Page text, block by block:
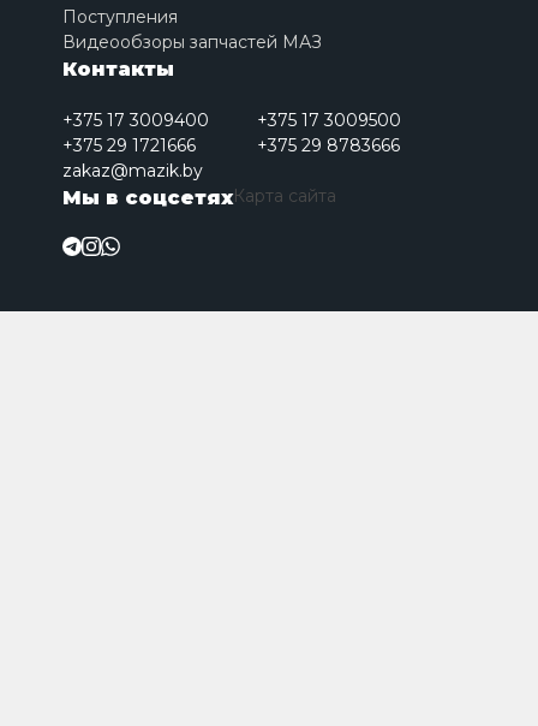
Поступления
Видеообзоры запчастей МАЗ
Контакты
+375 17 3009400
+375 17 3009500
+375 29 1721666
+375 29 8783666
zakaz@mazik.by
Мы в соцсетяхКарта сайта